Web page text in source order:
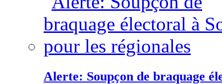
Alerte: Soupçon de braquage